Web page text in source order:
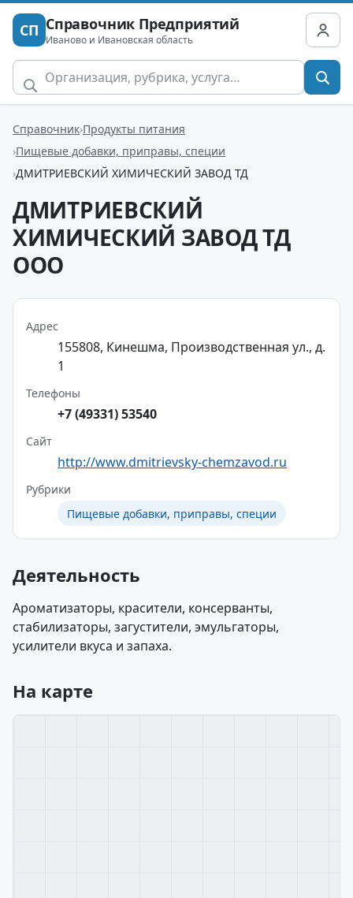
СП Справочник Предприятий
Иваново и Ивановская область
Справочник Продукты питания
Пищевые добавки, приправы, специи
ДМИТРИЕВСКИЙ ХИМИЧЕСКИЙ ЗАВОД ТД
ДМИТРИЕВСКИЙ
ХИМИЧЕСКИЙ ЗАВОД ТД
ООО
Адрес
155808, Кинешма, Производственная ул., д.
1
Телефоны
+7 (49331) 53540
Сайт
http://www.dmitrievsky-chemzavod.ru
Рубрики
Пищевые добавки, приправы, специи
Деятельность
Ароматизаторы, красители, консерванты,
стабилизаторы, загустители, эмульгаторы,
усилители вкуса и запаха.
На карте